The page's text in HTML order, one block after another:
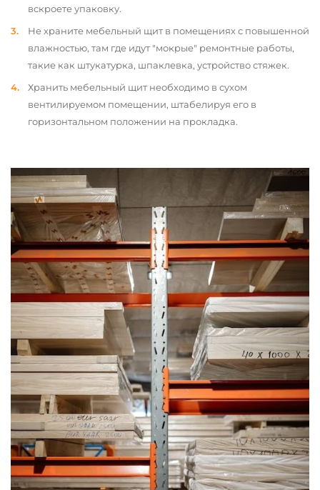
вскроете упаковку.
Не храните мебельный щит в помещениях с повышенной
влажностью, там где идут "мокрые" ремонтные работы,
такие как штукатурка, шпаклевка, устройство стяжек.
Хранить мебельный щит необходимо в сухом
вентилируемом помещении, штабелируя его в
горизонтальном положении на прокладка.